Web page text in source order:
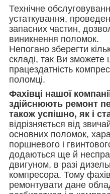
Технічне
устаткування,
запасних частин,
виникнення поломок.
Непогано зберегти
складі, так Ви зможете
працездатність
поломці.
Фахівці нашої
здійснюють ремонт
також успішно, як і
відрізняється від
основних поломок,
поршневого і
додаються ще й
двигуном, в разі
компресора. Тому
ремонтувати дане